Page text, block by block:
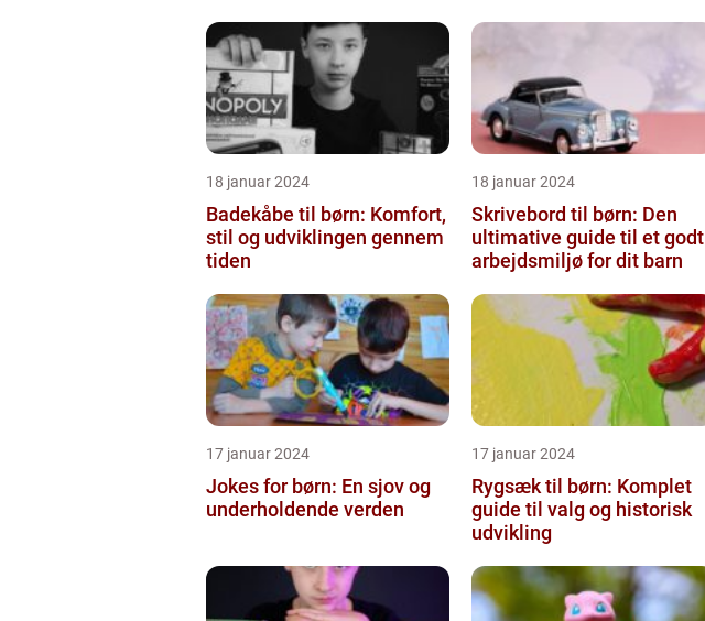
18 januar 2024
Badekåbe til børn: Komfort,
stil og udviklingen gennem
tiden
18 januar 2024
Skrivebord til børn: Den
ultimative guide til et godt
arbejdsmiljø for dit barn
17 januar 2024
Jokes for børn: En sjov og
underholdende verden
17 januar 2024
Rygsæk til børn: Komplet
guide til valg og historisk
udvikling